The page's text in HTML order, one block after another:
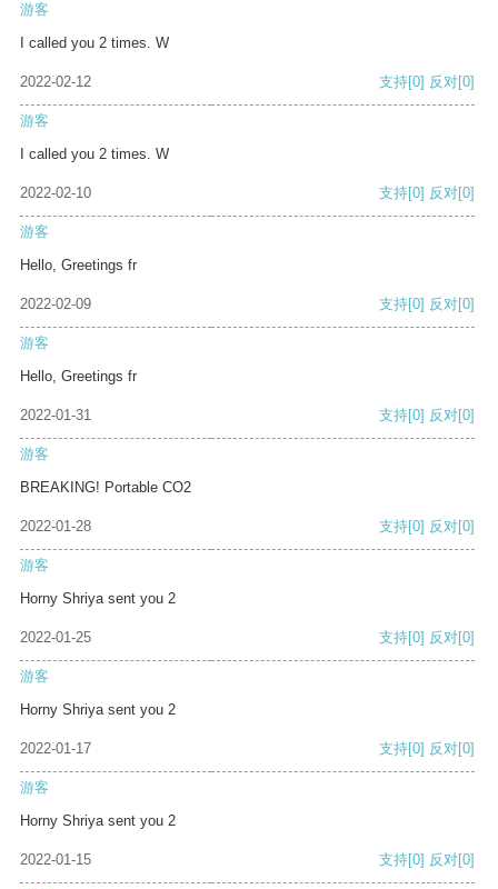
游客
I called you 2 times. W
2022-02-12 支持[0] 反对[0]
游客
I called you 2 times. W
2022-02-10 支持[0] 反对[0]
游客
Hello, Greetings fr
2022-02-09 支持[0] 反对[0]
游客
Hello, Greetings fr
2022-01-31 支持[0] 反对[0]
游客
BREAKING! Portable CO2
2022-01-28 支持[0] 反对[0]
游客
Horny Shriya sent you 2
2022-01-25 支持[0] 反对[0]
游客
Horny Shriya sent you 2
2022-01-17 支持[0] 反对[0]
游客
Horny Shriya sent you 2
2022-01-15 支持[0] 反对[0]